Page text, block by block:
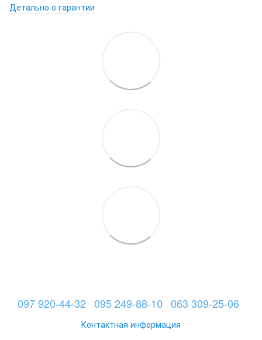
Детально о гарантии
097 920-44-32 095 249-88-10 063 309-25-06
Контактная информация